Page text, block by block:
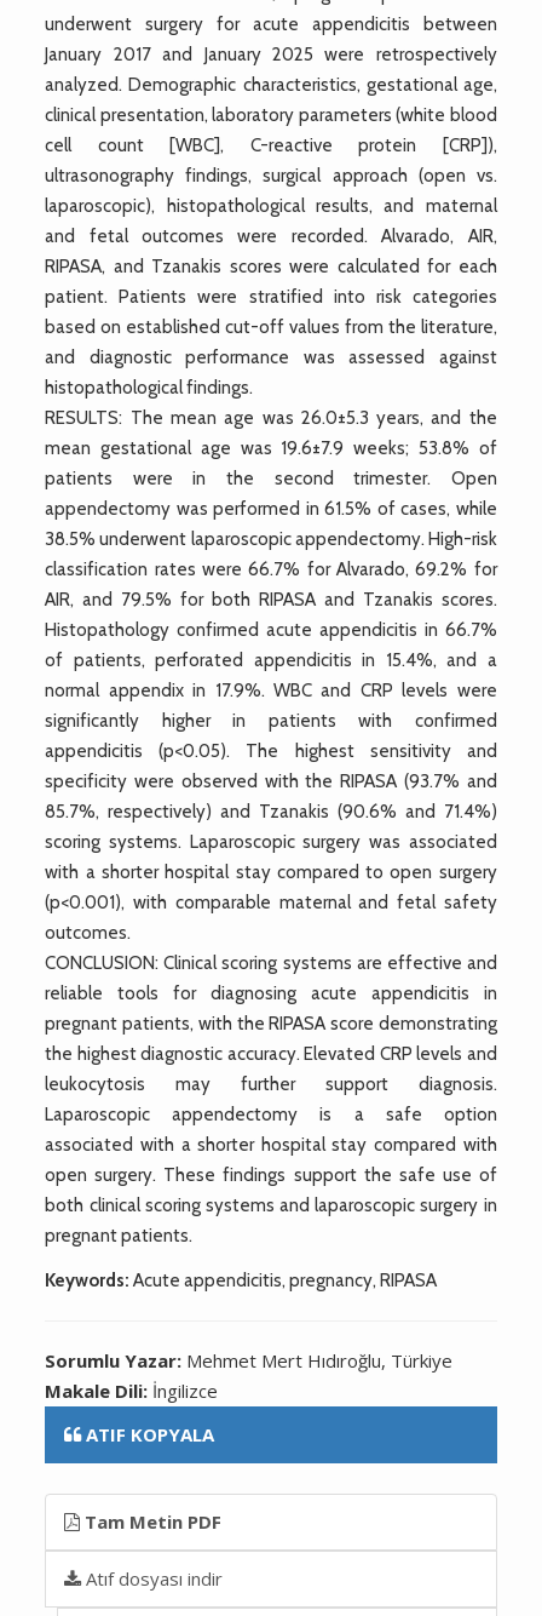
underwent surgery for acute appendicitis between
January 2017 and January 2025 were retrospectively
analyzed. Demographic characteristics, gestational age,
clinical presentation, laboratory parameters (white blood
cell count [WBC], C-reactive protein [CRP]),
ultrasonography findings, surgical approach (open vs.
laparoscopic), histopathological results, and maternal
and fetal outcomes were recorded. Alvarado, AIR,
RIPASA, and Tzanakis scores were calculated for each
patient. Patients were stratified into risk categories
based on established cut-off values from the literature,
and diagnostic performance was assessed against
histopathological findings.
RESULTS: The mean age was 26.0±5.3 years, and the
mean gestational age was 19.6±7.9 weeks; 53.8% of
patients were in the second trimester. Open
appendectomy was performed in 61.5% of cases, while
38.5% underwent laparoscopic appendectomy. High-risk
classification rates were 66.7% for Alvarado, 69.2% for
AIR, and 79.5% for both RIPASA and Tzanakis scores.
Histopathology confirmed acute appendicitis in 66.7%
of patients, perforated appendicitis in 15.4%, and a
normal appendix in 17.9%. WBC and CRP levels were
significantly higher in patients with confirmed
appendicitis (p<0.05). The highest sensitivity and
specificity were observed with the RIPASA (93.7% and
85.7%, respectively) and Tzanakis (90.6% and 71.4%)
scoring systems. Laparoscopic surgery was associated
with a shorter hospital stay compared to open surgery
(p<0.001), with comparable maternal and fetal safety
outcomes.
CONCLUSION: Clinical scoring systems are effective and
reliable tools for diagnosing acute appendicitis in
pregnant patients, with the RIPASA score demonstrating
the highest diagnostic accuracy. Elevated CRP levels and
leukocytosis may further support diagnosis.
Laparoscopic appendectomy is a safe option
associated with a shorter hospital stay compared with
open surgery. These findings support the safe use of
both clinical scoring systems and laparoscopic surgery in
pregnant patients.
Keywords: Acute appendicitis, pregnancy, RIPASA
Sorumlu Yazar: Mehmet Mert Hıdıroğlu, Türkiye
Makale Dili: İngilizce
ATIF KOPYALA
Tam Metin PDF
Atıf dosyası indir